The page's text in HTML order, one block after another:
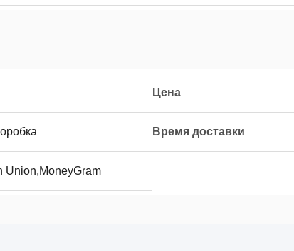
Цена
Время доставки
Union,MoneyGram